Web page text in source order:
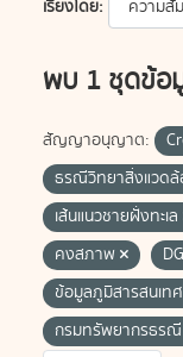
เรียงโดย
พบ 1 ชุดข้อ
สัญญาอนุญาต:
ธรณีวิทยาสิ่งแวด
เส้นแนวชายฝั่งทะเล
คงสภาพ
ข้อมูลภูมิสารสนเท
กรมทรัพยากรธรณี